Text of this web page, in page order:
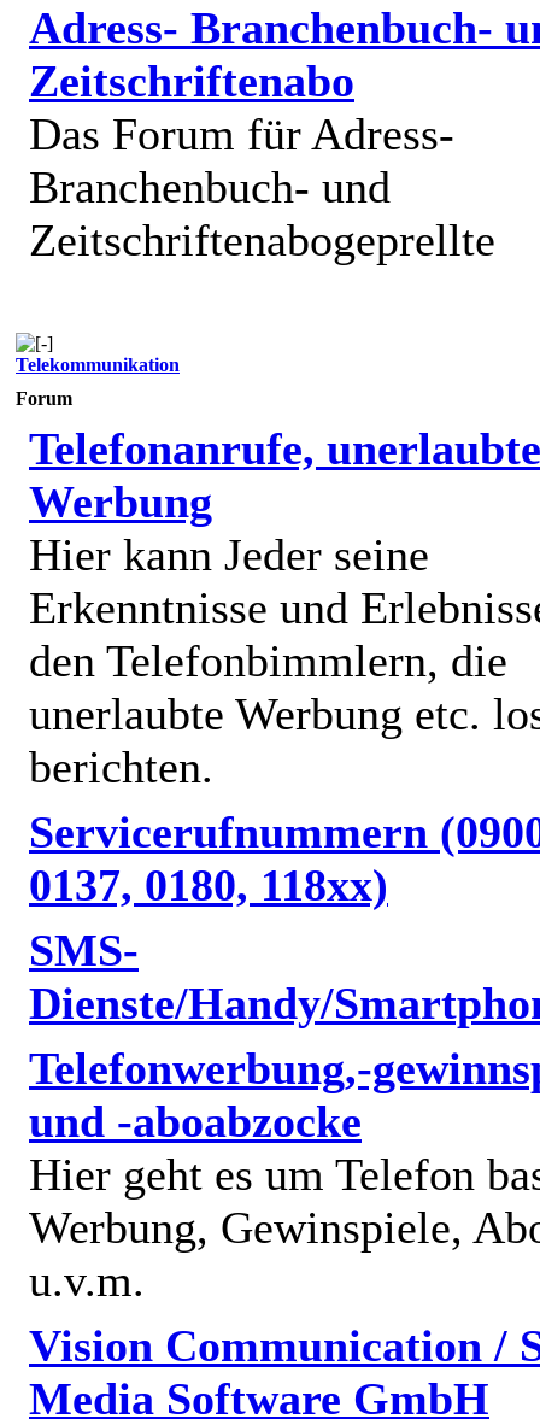
Adress- Branchenbuch-
Zeitschriftenabo
Das Forum für Adress-
Branchenbuch- und
Zeitschriftenabogeprellte
Telekommunikation
Forum
Telefonanrufe, unerlaubte
Werbung
Hier kann Jeder seine
Erkenntnisse und
den Telefonbimmlern, die
unerlaubte Werbung etc.
berichten.
Servicerufnummern
0137, 0180, 118xx)
SMS-
Dienste/Handy/
Telefonwerbung,-
und -aboabzocke
Hier geht es um Telefon
Werbung, Gewinspiele,
u.v.m.
Vision Communication /
Media Software GmbH